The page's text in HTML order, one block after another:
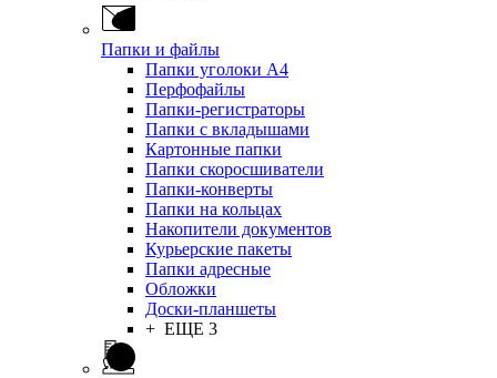
Папки и файлы
Папки уголоки А4
Перфофайлы
Папки-регистраторы
Папки с вкладышами
Картонные папки
Папки скоросшиватели
Папки-конверты
Папки на кольцах
Накопители документов
Курьерские пакеты
Папки адресные
Обложки
Доски-планшеты
+ ЕЩЕ 3